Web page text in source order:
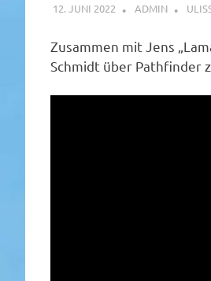
12. JUNI 2022 ADMIN
Zusammen mit Jens
Schmidt über Pathfinder